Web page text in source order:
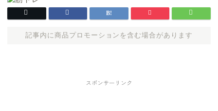
記事内に商品プロモーションを含む場合があります
スポンサーリンク